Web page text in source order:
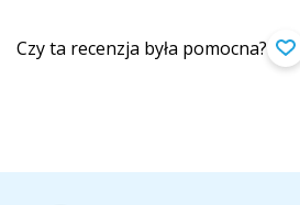
Czy ta recenzja była pomocna?